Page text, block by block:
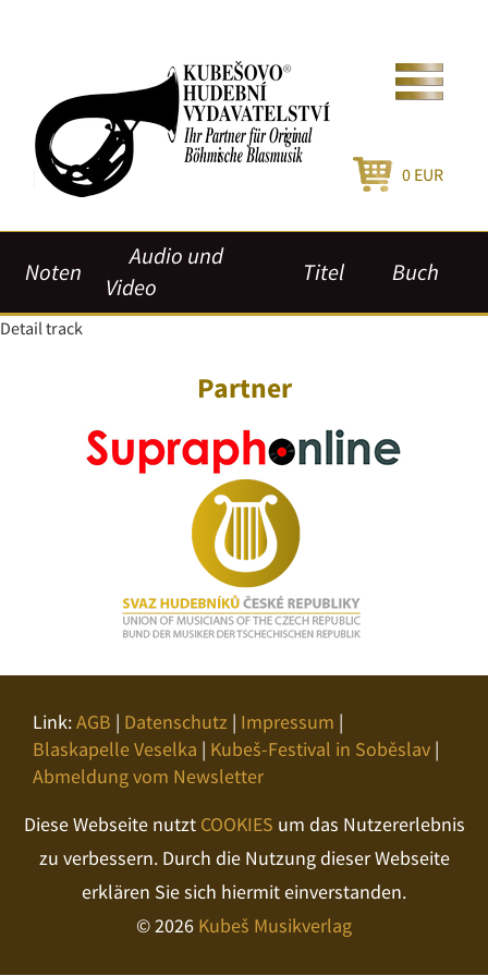
0 EUR
Noten
Audio und
Video
Titel Buch
Detail track
Partner
Link:AGB | Datenschutz | Impressum |
Blaskapelle Veselka | Kubeš-Festival in Soběslav |
Abmeldung vom Newsletter
Diese Webseite nutzt COOKIES um das Nutzererlebnis
zu verbessern. Durch die Nutzung dieser Webseite
erklären Sie sich hiermit einverstanden.
© 2026 Kubeš Musikverlag